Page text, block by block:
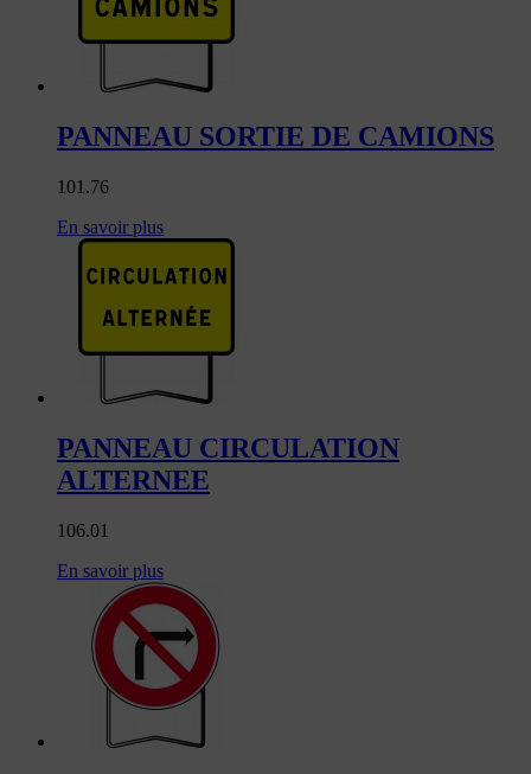
PANNEAU SORTIE DE CAMIONS
101.76
En savoir plus
PANNEAU CIRCULATION
ALTERNEE
106.01
En savoir plus